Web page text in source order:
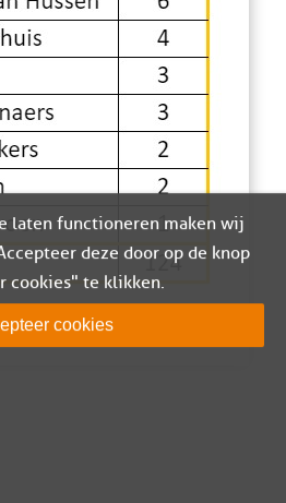
laten functioneren maken wij
deze door op de knop
cookies" te klikken.
cookies